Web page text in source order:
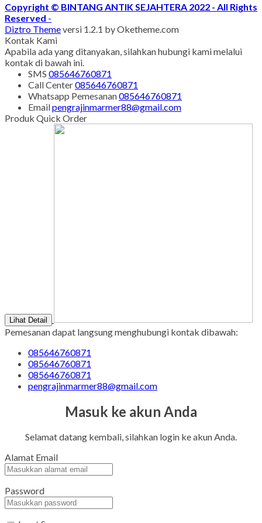
Copyright © BINTANG ANTIK SEJAHTERA 2022 - All Rights
Reserved -
Diztro Themeversi 1.2.1 by Oketheme.com
Kontak Kami
Apabila ada yang ditanyakan, silahkan hubungi kami melalui
kontak di bawah ini.
SMS 085646760871
Call Center085646760871
Whatsapp Pemesanan085646760871
Emailpengrajinmarmer88@gmail.com
Produk Quick Order
Lihat Detail
Pemesanan dapat langsung menghubungi kontak dibawah:
085646760871
085646760871
085646760871
pengrajinmarmer88@gmail.com
Masuk ke akun Anda
Selamat datang kembali, silahkan login ke akun Anda.
Alamat Email
Password